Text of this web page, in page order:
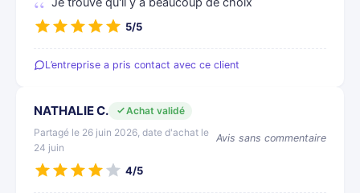
5/5
L’entreprise a pris contact avec ce client
NATHALIE C.
Achat validé
Partagé le 26 juin 2026, date d'achat le
24 juin
Avis sans commentaire
4/5